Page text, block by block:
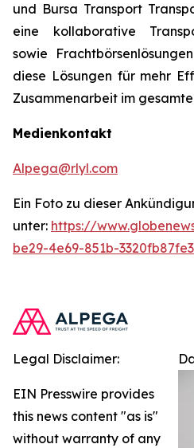
und Bursa Transport
eine kollaborative
sowie
diese Lösungen für mehr
Zusammenarbeit im
Medienkontakt
Alpega@rlyl.com
Ein Foto zu dieser
unter: https://
be29-4e69-851b-
Legal Disclaimer:
EIN Presswire provides
this news content "as is"
without warranty of any